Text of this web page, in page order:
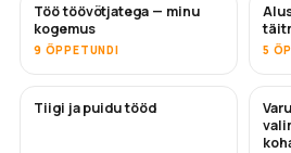
TULEMAS
Töö töövõtjatega — minu
kogemus
9 ÕPPETUNDI 5
Tiigi ja puidu tööd